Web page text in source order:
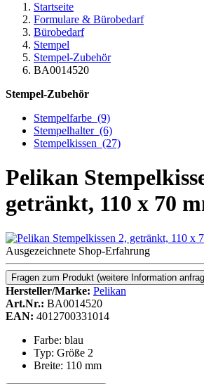
Startseite
Formulare & Bürobedarf
Bürobedarf
Stempel
Stempel-Zubehör
BA0014520
Stempel-Zubehör
Stempelfarbe (9)
Stempelhalter (6)
Stempelkissen (27)
Pelikan
getränkt, 110 x 70
Ausgezeichnete Shop-Erfahrung
Fragen zum Produkt (weitere Information
Hersteller/Marke: Pelikan
Art.Nr.: BA0014520
EAN: 4012700331014
Farbe: blau
Typ: Größe 2
Breite: 110 mm